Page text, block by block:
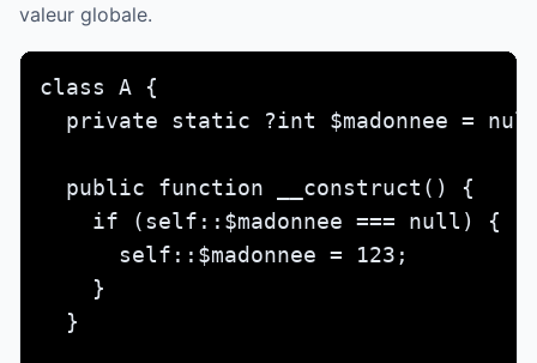
valeur globale.
class A {
private static ?int $madonnee =
  public function __construct() {
    if (self::$madonnee === null) {
      self::$madonnee = 123;
    }
  }